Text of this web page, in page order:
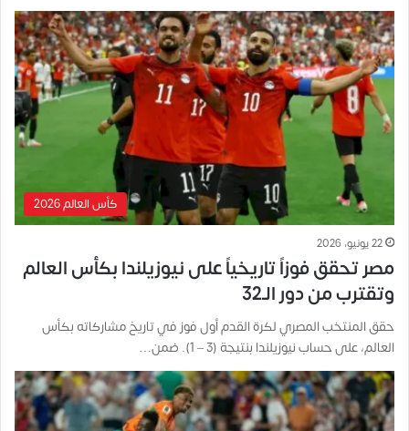
كأس العالم 2026
22 يونيو، 2026
مصر تحقق فوزاً تاريخياً على نيوزيلندا بكأس العالم
وتقترب من دور الـ32
حقق المنتخب المصري لكرة القدم أول فوز في تاريخ مشاركاته بكأس
العالم، على حساب نيوزيلندا بنتيجة (3 – 1). ضمن…